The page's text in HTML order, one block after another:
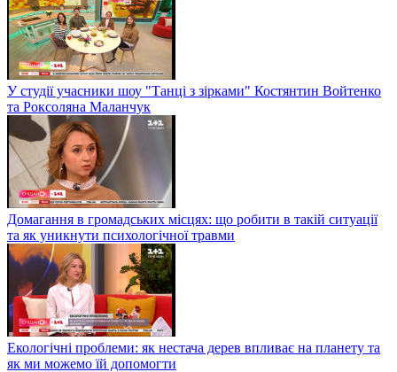
У студії учасники шоу "Танці з зірками" Костянтин Войтенко
та Роксоляна Маланчук
Домагання в громадських місцях: що робити в такій ситуації
та як уникнути психологічної травми
Екологічні проблеми: як нестача дерев впливає на планету та
як ми можемо їй допомогти